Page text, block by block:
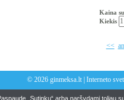
Kaina
Kiekis
<<
© 2026 ginmeksa.lt| Interneto
„Sutinku“ arba naršydami toliau